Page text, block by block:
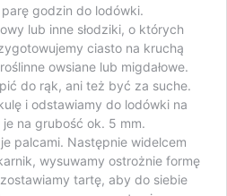
godzin do lodówki.
lub inne słodziki, o których
ciasto na kruchą
owsiane lub migdałowe.
do rąk, ani też być za suche.
i odstawiamy do lodówki na
na grubość ok. 5 mm.
palcami. Następnie widelcem
wysuwamy ostrożnie formę
tartę, aby do siebie